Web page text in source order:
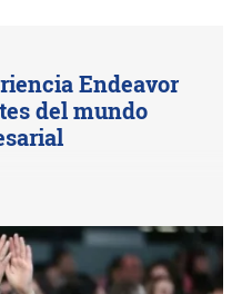
Endeavor
del mundo